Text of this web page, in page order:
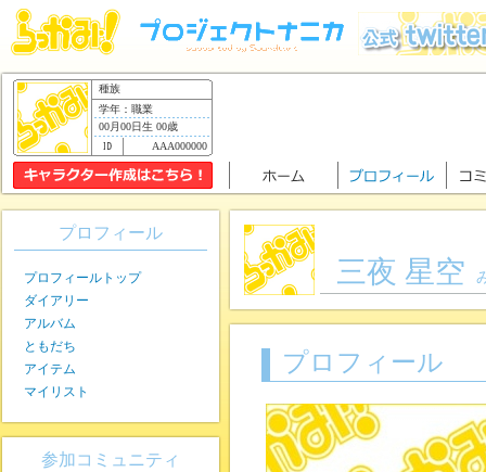
種族
学年：職業
00月00日生 00歳
AAA000000
三夜 星空
プロフィール
プロフィール
プロフィールトップ
ダイアリー
アルバム
ともだち
アイテム
マイリスト
参加コミュニティ